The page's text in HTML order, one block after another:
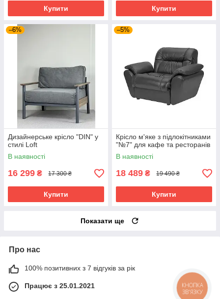
Купити Купити
–6%
Дизайнерське крісло "DIN" у
стилі Loft
В наявності
16 299 ₴ 17 300 ₴
Купити
–5%
Крісло м'яке з підлокітниками
"№7" для кафе та ресторанів
В наявності
18 489 ₴ 19 490 ₴
Купити
Показати ще
Про нас
100% позитивних з 7 відгуків за рік
Працює з 25.01.2021 КНОПКА
ЗВ'ЯЗКУ